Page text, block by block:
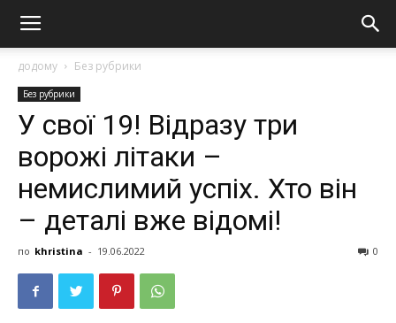
додому Без рубрики
Без рубрики
У свої 19! Відразу три
ворожі літаки –
немислимий успіх. Хто він
– деталі вже відомі!
по khristina - 19.06.2022 0